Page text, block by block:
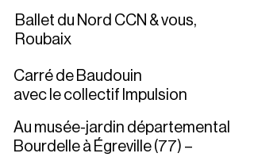
Ballet du Nord CCN & vous,
Roubaix
Carré de Baudouin
avec le collectif Impulsion
Au musée-jardin départemental
Bourdelle à Égreville (77) –